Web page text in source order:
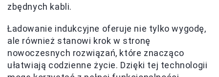
zbędnych kabli.
Ładowanie indukcyjne oferuje nie tylko wygodę,
ale również stanowi krok w stronę
nowoczesnych rozwiązań, które znacząco
ułatwiają codzienne życie. Dzięki tej technologii